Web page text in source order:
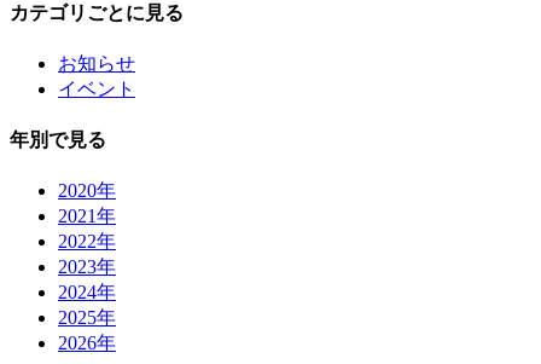
カテゴリごとに見る
お知らせ
イベント
年別で見る
2020年
2021年
2022年
2023年
2024年
2025年
2026年